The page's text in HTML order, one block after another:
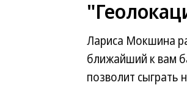
Лариса Мокшина
ближайший к вам
позволит сыграть